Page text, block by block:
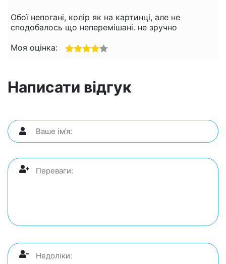
Обої непогані, колір як на картинці, але не
сподобалось що неперемішані. не зручно
Моя оцінка:
Написати відгук